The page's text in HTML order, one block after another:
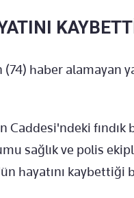
haber alamayan
Caddesi'ndeki
sağlık ve polis
hayatını kaybettiği